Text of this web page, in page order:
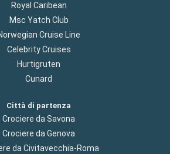
Royal Caribean
Msc Yatch Club
Cruise Line
Celebrity Cruises
Hurtigruten
Cunard
Città di partenza
Crociere da Savona
Crociere da Genova
da Civitavecchia-Roma